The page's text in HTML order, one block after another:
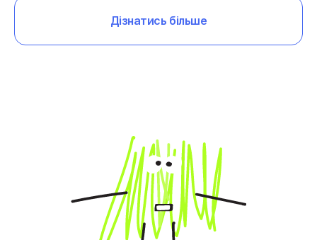
Дізнатись більше